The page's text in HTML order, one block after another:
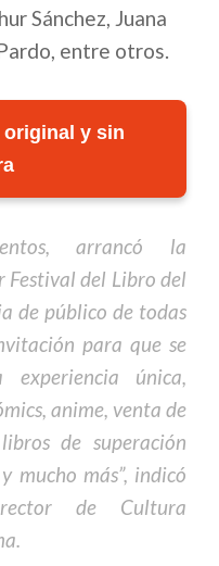
Sánchez, Juana
entre otros.
y sin
arrancó la
del Libro del
de público de todas
para que se
única,
anime, venta de
de superación
mucho más”, indicó
de Cultura